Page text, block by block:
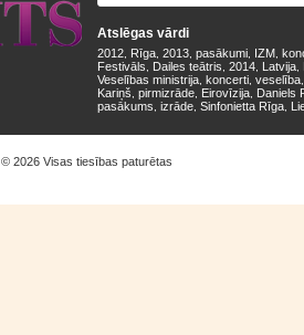
Atslēgas vārdi
2012 Rīga 2013 pasākumi IZM
Festivāls
Dailes teātris 2014 Latvija
Veselības ministrija koncerti veselība
Kariņš pirmizrāde Eirovīzija Daniels
pasākums izrāde Sinfonietta Rīga
© 2026 Visas tiesības paturētas